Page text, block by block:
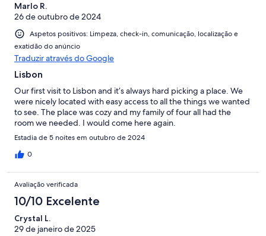
Marlo R.
26 de outubro de 2024
Aspetos positivos: Limpeza, check-in, comunicação, localização e
exatidão do anúncio
Traduzir através do Google
Lisbon
Our first visit to Lisbon and it’s always hard picking a place. We
were nicely located with easy access to all the things we wanted
to see. The place was cozy and my family of four all had the
room we needed. I would come here again.
Estadia de 5 noites em outubro de 2024
0
Avaliação verificada
10/10 Excelente
Crystal L.
29 de janeiro de 2025